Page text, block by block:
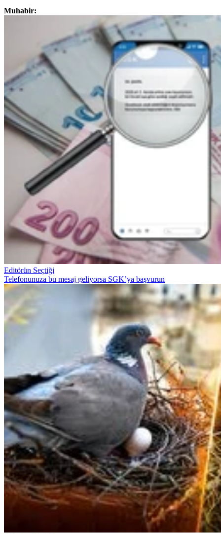
Muhabir:
Editörün Seçtiği
Telefonunuza bu mesaj geliyorsa SGK’ya başvurun